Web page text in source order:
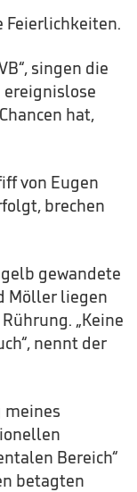
Feierlichkeiten.
singen die
ereignislose
hat,
von Eugen
brechen
gewandete
Möller liegen
„Keine
nennt der
meines
Bereich“
betagten